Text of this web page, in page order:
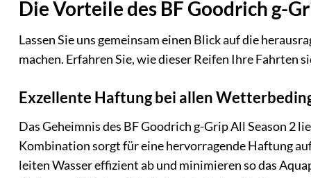
Die Vorteile des BF Goodrich g-
Lassen Sie uns gemeinsam einen Blick auf die
machen. Erfahren Sie, wie dieser Reifen Ihre
Exzellente Haftung bei allen
Das Geheimnis des BF Goodrich g-Grip All Season 2
Kombination sorgt für eine hervorragende Haftung
leiten Wasser effizient ab und minimieren so das